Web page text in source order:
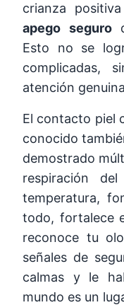
crianza
apego seguro
Esto no se
complicadas,
atención
El contacto piel
conocido
demostrado
respiración
temperatura,
todo, fortalece
reconoce tu
señales de
calmas y le
mundo es un